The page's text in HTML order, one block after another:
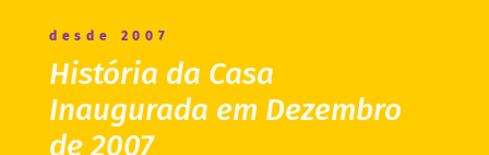
desde 2007
História da Casa
Inaugurada em Dezembro
de 2007